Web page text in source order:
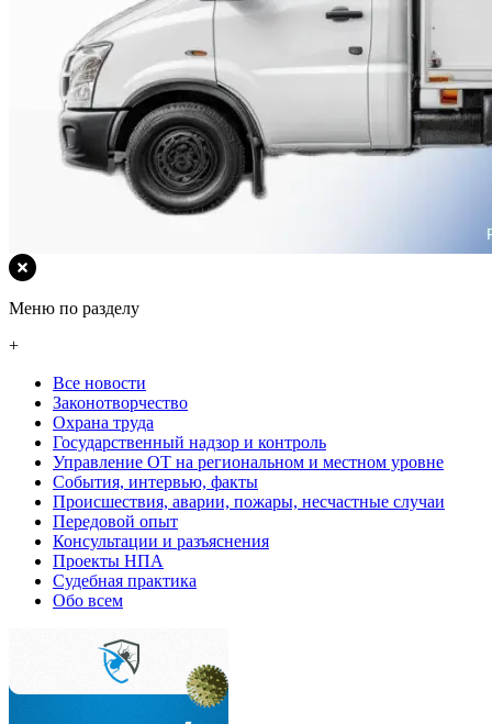
Меню по разделу
+
Все новости
Законотворчество
Охрана труда
Государственный надзор и контроль
Управление ОТ на региональном и местном уровне
События, интервью, факты
Происшествия, аварии, пожары, несчастные случаи
Передовой опыт
Консультации и разъяснения
Проекты НПА
Судебная практика
Обо всем